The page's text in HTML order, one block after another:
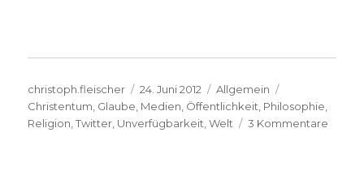
Autor
christoph.fleischer
Veröffentlicht
am
24. Juni 2012 Kategorien
Allgemein
Christentum Glaube Medien Öffentlichkeit Philosophie
Religion ,Twitter Unverfügbarkeit ,Welt 3 Kommentare